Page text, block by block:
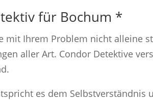
für Bochum *
mit Ihrem Problem nicht alleine
aller Art. Condor Detektive
es dem Selbstverständnis